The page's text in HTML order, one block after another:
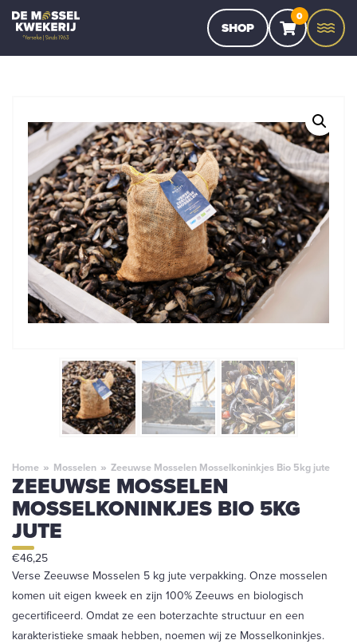
SHOP
0
Home » Mosselen » Zeeuwse Mosselen Mosselkoninkjes Bio 5kg jute
ZEEUWSE MOSSELEN
MOSSELKONINKJES BIO 5KG
JUTE
€46,25
Verse Zeeuwse Mosselen 5 kg jute verpakking. Onze mosselen
komen uit eigen kweek en zijn 100% Zeeuws en biologisch
gecertificeerd. Omdat ze een boterzachte structuur en een
karakteristieke smaak hebben, noemen wij ze Mosselkoninkjes.